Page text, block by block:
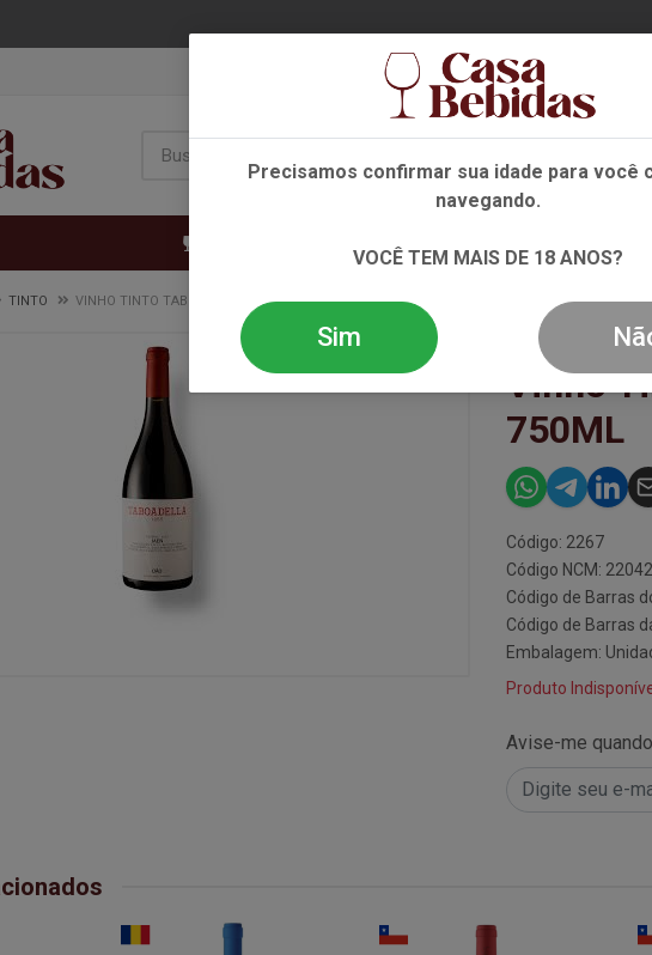
TINTO VINHO TINTO TABOADELLA RES JAEN 20 750ML
Vinho
750ML
Código: 2267
Código NCM:
Código de Barras
Código de Barras
Embalagem:
Produto
Avise-me
Precisamos confirmar sua idade para você
navegando.
VOCÊ TEM MAIS DE 18 ANOS?
Sim